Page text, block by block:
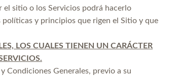
el sitio o los Servicios podrá hacerlo
políticas y principios que rigen el Sitio y que
LOS CUALES TIENEN UN CARÁCTER
Condiciones Generales, previo a su